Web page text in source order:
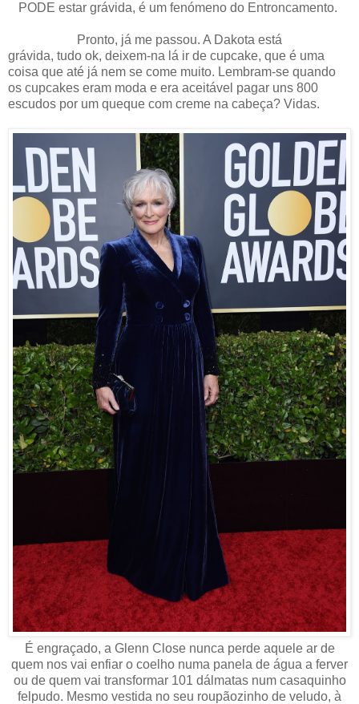
PODE estar grávida, é um fenómeno do Entroncamento.
Pronto, já me passou. A Dakota está
grávida, tudo ok, deixem-na lá ir de cupcake, que é uma
coisa que até já nem se come muito. Lembram-se quando
os cupcakes eram moda e era aceitável pagar uns 800
escudos por um queque com creme na cabeça? Vidas.
É engraçado, a Glenn Close nunca perde aquele ar de
quem nos vai enfiar o coelho numa panela de água a ferver
ou de quem vai transformar 101 dálmatas num casaquinho
felpudo. Mesmo vestida no seu roupãozinho de veludo, à